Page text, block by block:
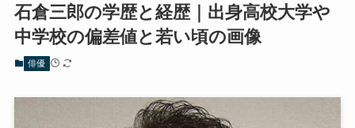
石倉三郎の学歴と経歴｜出身高校大学や
中学校の偏差値と若い頃の画像
俳優